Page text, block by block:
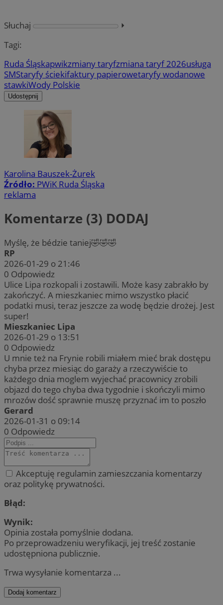
Słuchaj
⏵︎
Tagi:
Ruda Śląskapwikzmiany taryfzmiana taryf 2026usługa
SMStaryfy ściekifaktury papierowetaryfy wodanowe
stawkiWody Polskie
Udostępnij
Karolina Bauszek-Żurek
Źródło: PWiK Ruda Śląska
reklama
Komentarze (3) DODAJ
Myślę, że bédzie taniej🤣🤣🤣
RP
2026-01-29 o 21:46
0 Odpowiedz
Ulice Lipa rozkopali i zostawili. Może kasy zabrakło by
zakończyć. A mieszkaniec mimo wszystko płacić
podatki musi, teraz jeszcze za wodę będzie drożej. Jest
super!
Mieszkaniec Lipa
2026-01-29 o 13:51
0 Odpowiedz
U mnie też na Frynie robili miałem mieć brak dostępu
chyba przez miesiąc do garaży a rzeczywiście to
każdego dnia moglem wyjechać pracownicy zrobili
objazd do tego chyba dwa tygodnie i skończyli mimo
mrozów dość sprawnie muszę przyznać im to poszło
Gerard
2026-01-31 o 09:14
0 Odpowiedz
Akceptuję regulamin zamieszczania komentarzy
oraz politykę prywatności.
Błąd:
Wynik:
Opinia została pomyślnie dodana.
Po przeprowadzeniu weryfikacji, jej treść zostanie
udostępniona publicznie.
Trwa wysyłanie komentarza ...
Dodaj komentarz